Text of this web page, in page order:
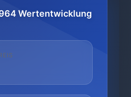
Wertentwicklung